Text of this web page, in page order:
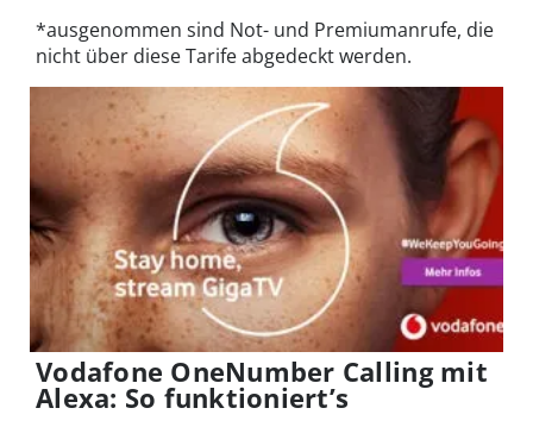
*ausgenommen sind Not- und Premiumanrufe, die
nicht über diese Tarife abgedeckt werden.
Vodafone OneNumber Calling mit
Alexa: So funktioniert’s